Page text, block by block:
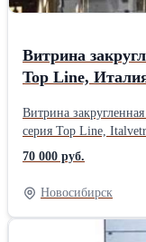
Витрина
Top Line,
Витрина
серия Top Line, Italvetrine, Италия
Встроенная светодиодная подсветка
задняя стенка Дверь с замком Кол-во в наличии - 2
шт.Производитель:
70 000 руб.
Новосибирск